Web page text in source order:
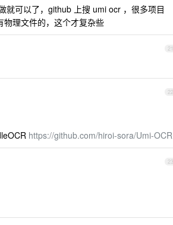
就可以了，github 上搜 umi ocr ，很多项目
理文件的，这个才复杂些
21
22
https://github.com/hiroi-sora/Umi-OCR
23